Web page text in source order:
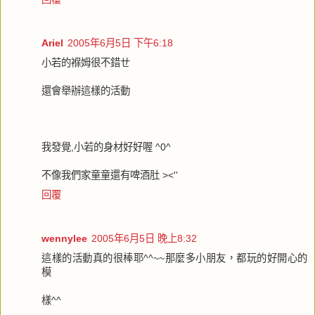
Ariel 2005年6月5日 下午6:18
小若的褓姆很不錯ㄝ
還會舉辦這樣的活動
我發覺,小若的身材好好喔 ^0^
不像我們家童童還有啤酒肚 ><''
回覆
wennylee 2005年6月5日 晚上8:32
這樣的活動真的很棒耶^^~~那麼多小朋友，都玩的好開心的
模
樣^^